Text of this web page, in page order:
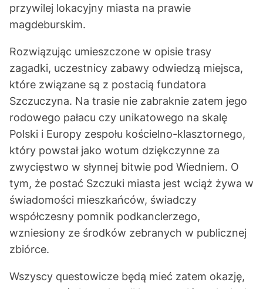
przywilej lokacyjny miasta na prawie
magdeburskim.
Rozwiązując umieszczone w opisie trasy
zagadki, uczestnicy zabawy odwiedzą miejsca,
które związane są z postacią fundatora
Szczuczyna. Na trasie nie zabraknie zatem jego
rodowego pałacu czy unikatowego na skalę
Polski i Europy zespołu kościelno-klasztornego,
który powstał jako wotum dziękczynne za
zwycięstwo w słynnej bitwie pod Wiedniem. O
tym, że postać Szczuki miasta jest wciąż żywa w
świadomości mieszkańców, świadczy
współczesny pomnik podkanclerzego,
wzniesiony ze środków zebranych w publicznej
zbiórce.
Wszyscy questowicze będą mieć zatem okazję,